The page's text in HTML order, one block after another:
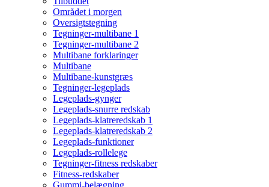
Området i morgen
Oversigtstegning
Tegninger-multibane 1
Tegninger-multibane 2
Multibane forklaringer
Multibane
Multibane-kunstgræs
Tegninger-legeplads
Legeplads-gynger
Legeplads-snurre redskab
Legeplads-klatreredskab 1
Legeplads-klatreredskab 2
Legeplads-funktioner
Legeplads-rollelege
Tegninger-fitness redskaber
Fitness-redskaber
Gummi-belægning